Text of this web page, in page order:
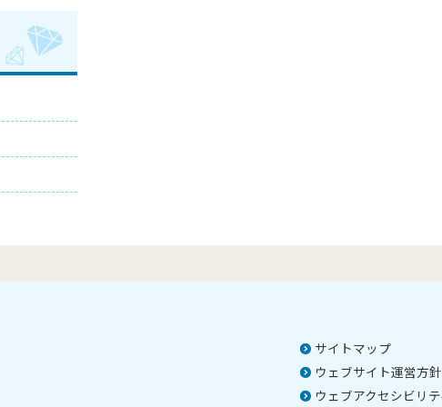
サイトマップ
ウェブサイト運営方針
ウェブアクセシビリ